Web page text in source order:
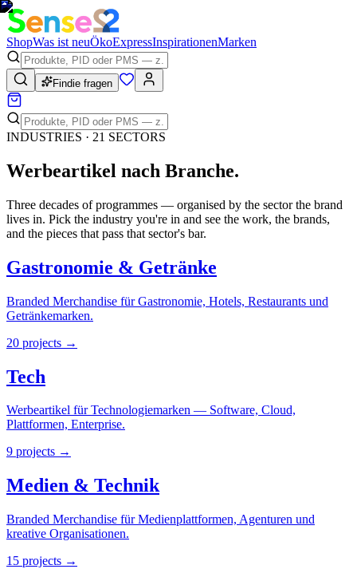
ShopWas ist neuÖkoExpressInspirationenMarken
Findie fragen
INDUSTRIES · 21 SECTORS
Werbeartikel nach Branche.
Three decades of programmes — organised by the sector the brand
lives in. Pick the industry you're in and see the work, the brands,
and the pieces that pass that sector's bar.
Gastronomie & Getränke
Branded Merchandise für Gastronomie, Hotels, Restaurants und
Getränkemarken.
20 projects →
Tech
Werbeartikel für Technologiemarken — Software, Cloud,
Plattformen, Enterprise.
9 projects →
Medien & Technik
Branded Merchandise für Medienplattformen, Agenturen und
kreative Organisationen.
15 projects →